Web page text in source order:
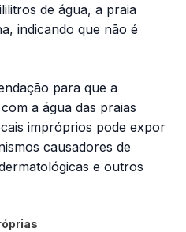
de água, a praia
indicando que não é
para que a
a água das praias
impróprios pode expor
causadores de
e outros